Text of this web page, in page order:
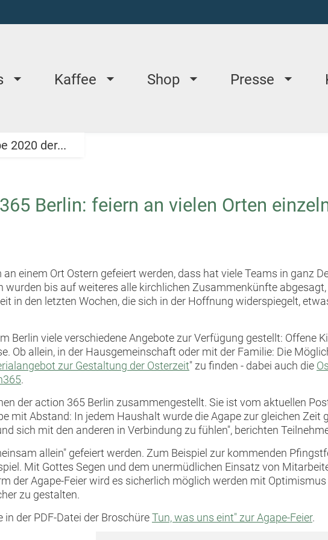
Kaffee Shop Presse
2020 der...
Berlin: feiern an vielen Orten
einem Ort Ostern gefeiert werden, dass hat viele Teams in ganz
wurden bis auf weiteres alle kirchlichen Zusammenkünfte
in den letzten Wochen, die sich in der Hoffnung widerspiegelt,
Berlin viele verschiedene Angebote zur Verfügung gestellt: Offene
Ob allein, in der Hausgemeinschaft oder mit der Familie: Die
zur Gestaltung der Osterzeit" zu finden - dabei auch die
.
der action 365 Berlin zusammengestellt. Sie ist vom aktuellen
mit Abstand: In jedem Haushalt wurde die Agape zur gleichen Zeit
sich mit den anderen in Verbindung zu fühlen", berichten
allein" gefeiert werden. Zum Beispiel zur kommenden
Mit Gottes Segen und dem unermüdlichen Einsatz von
der Agape-Feier wird es sicherlich möglich werden mit
zu gestalten.
in der PDF-Datei der BroschüreTun, was uns eint" zur Agape-Feier.